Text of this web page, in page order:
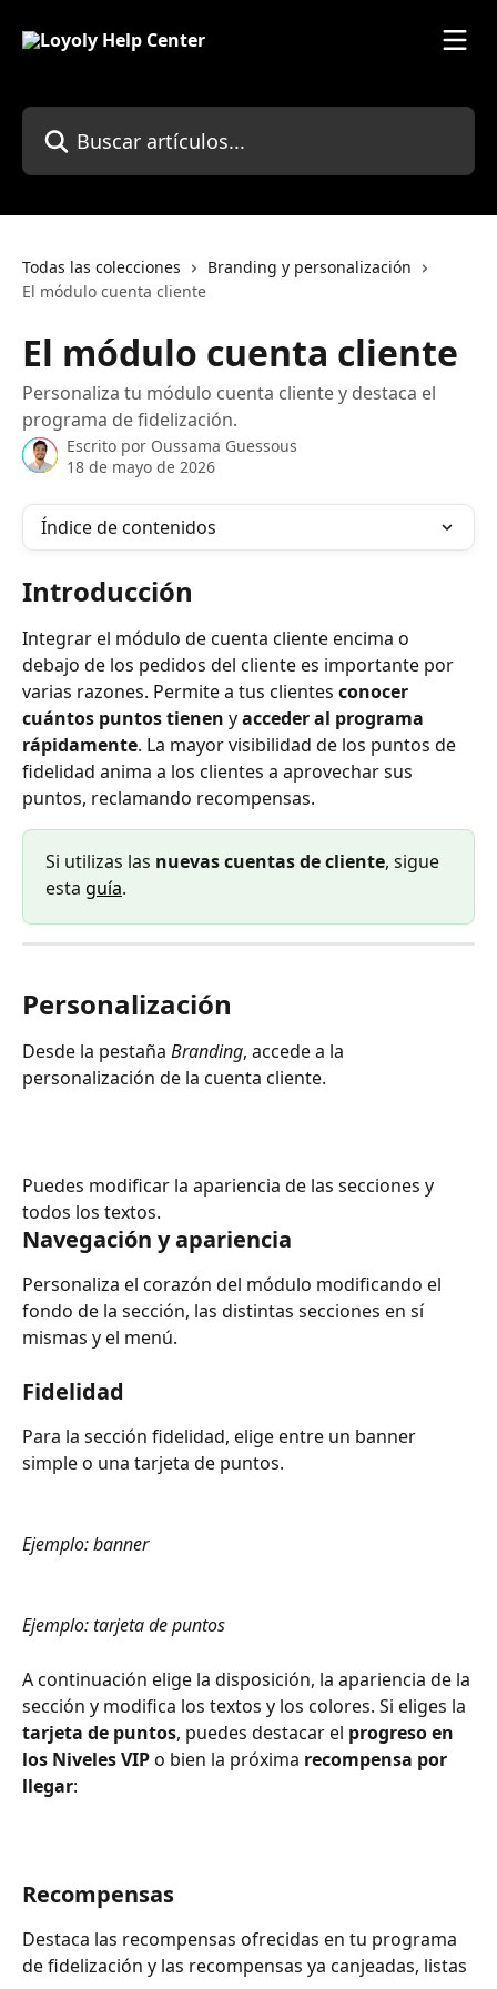
Buscar artículos...
Todas las colecciones
Branding y personalización
El módulo cuenta cliente
El módulo cuenta cliente
Personaliza tu módulo cuenta cliente y destaca el
programa de fidelización.
Escrito por Oussama Guessous
18 de mayo de 2026
Índice de contenidos
Introducción
Integrar el módulo de cuenta cliente encima o
debajo de los pedidos del cliente es importante por
varias razones. Permite a tus clientes conocer
cuántos puntos tienen y acceder al programa
rápidamente. La mayor visibilidad de los puntos de
fidelidad anima a los clientes a aprovechar sus
puntos, reclamando recompensas.
Si utilizas las nuevas cuentas de cliente, sigue
esta guía.
Personalización
Desde la pestaña Branding, accede a la
personalización de la cuenta cliente.
Puedes modificar la apariencia de las secciones y
todos los textos.
Navegación y apariencia
Personaliza el corazón del módulo modificando el
fondo de la sección, las distintas secciones en sí
mismas y el menú.
Fidelidad
Para la sección fidelidad, elige entre un banner
simple o una tarjeta de puntos.
Ejemplo: banner
Ejemplo: tarjeta de puntos
A continuación elige la disposición, la apariencia de la
sección y modifica los textos y los colores. Si eliges la
tarjeta de puntos, puedes destacar el progreso en
los Niveles VIP o bien la próxima recompensa por
llegar:
Recompensas
Destaca las recompensas ofrecidas en tu programa
de fidelización y las recompensas ya canjeadas, listas